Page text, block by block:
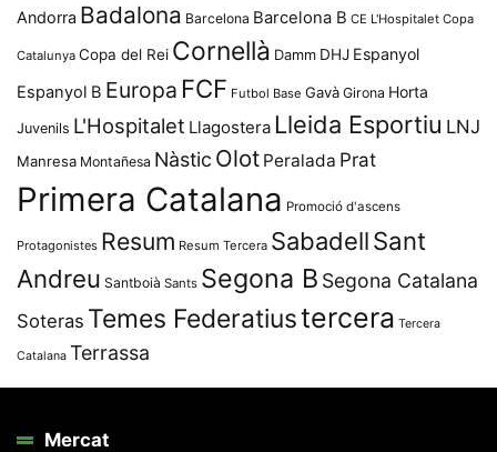
Andorra Badalona Barcelona Barcelona B CE L'Hospitalet Copa
Catalunya Copa del Rei Cornellà Damm DHJ Espanyol
Espanyol B Europa FCF Futbol Base Gavà Girona Horta
Juvenils L'Hospitalet Llagostera Lleida Esportiu LNJ
Manresa Montañesa Nàstic Olot Peralada Prat
Primera Catalana Promoció d'ascens
Protagonistes Resum Resum Tercera SabadellSant
Andreu Santboià Sants Segona B Segona Catalana
Soteras Temes Federatiustercera Tercera
Catalana Terrassa
Mercat